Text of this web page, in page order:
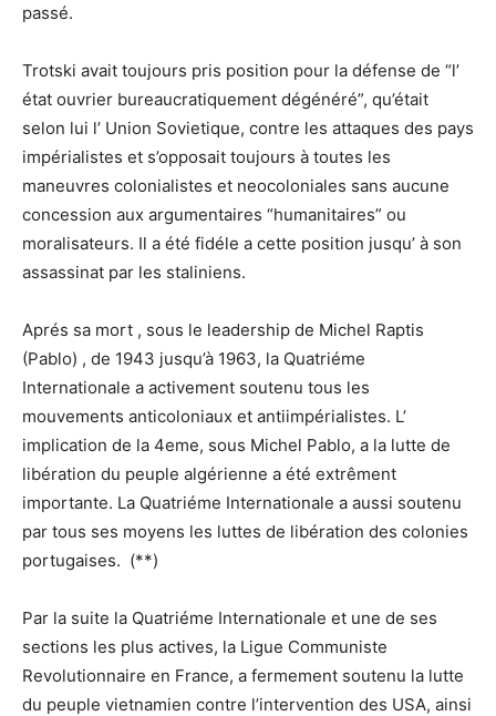
passé.
Trotski avait toujours pris position pour la défense de “l’
état ouvrier bureaucratiquement dégénéré”, qu’était
selon lui l’ Union Sovietique, contre les attaques des pays
impérialistes et s’opposait toujours à toutes les
maneuvres colonialistes et neocoloniales sans aucune
concession aux argumentaires “humanitaires” ou
moralisateurs. Il a été fidéle a cette position jusqu’ à son
assassinat par les staliniens.
Aprés sa mort , sous le leadership de Michel Raptis
(Pablo) , de 1943 jusqu’à 1963, la Quatriéme
Internationale a activement soutenu tous les
mouvements anticoloniaux et antiimpérialistes. L’
implication de la 4eme, sous Michel Pablo, a la lutte de
libération du peuple algérienne a été extrêment
importante. La Quatriéme Internationale a aussi soutenu
par tous ses moyens les luttes de libération des colonies
portugaises. (**)
Par la suite la Quatriéme Internationale et une de ses
sections les plus actives, la Ligue Communiste
Revolutionnaire en France, a fermement soutenu la lutte
du peuple vietnamien contre l’intervention des USA, ainsi